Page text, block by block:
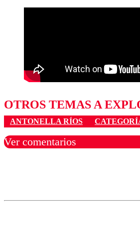
OTROS TEMAS A
ANTONELLA RÍOS
Ver comentarios